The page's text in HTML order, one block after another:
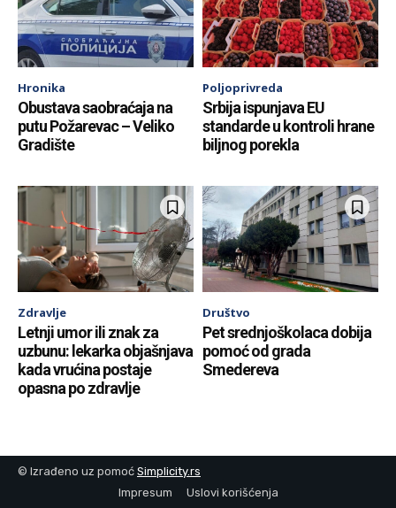
Hronika
Obustava saobraćaja na
putu Požarevac – Veliko
Gradište
Poljoprivreda
Srbija ispunjava EU
standarde u kontroli hrane
biljnog porekla
Zdravlje
Letnji umor ili znak za
uzbunu: lekarka objašnjava
kada vrućina postaje
opasna po zdravlje
Društvo
Pet srednjoškolaca dobija
pomoć od grada
Smedereva
© Izrađeno uz pomoć Simplicity.rs
Impresum
Uslovi korišćenja